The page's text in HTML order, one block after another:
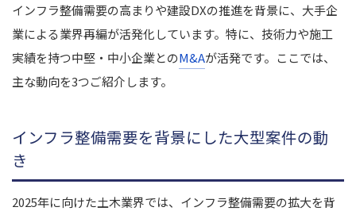
インフラ整備需要の高まりや建設DXの推進を背景に、大手企
業による業界再編が活発化しています。特に、技術力や施工
実績を持つ中堅・中小企業とのM&Aが活発です。ここでは、
主な動向を3つご紹介します。
インフラ整備需要を背景にした大型案件の動
き
2025年に向けた土木業界では、インフラ整備需要の拡大を背